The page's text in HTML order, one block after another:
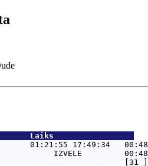
Laiks
01:21:55 17:49:34   00:48
IZVELE